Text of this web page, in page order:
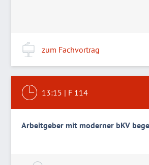
zum Fachvortrag
13:15 | F 114
Arbeitgeber mit moderner bKV